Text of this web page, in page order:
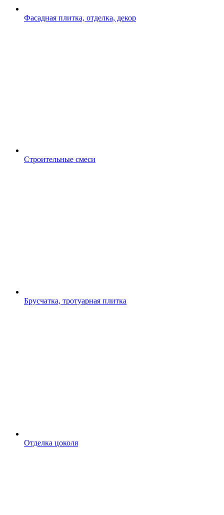
Фасадная плитка, отделка, декор
Строительные смеси
Брусчатка, тротуарная плитка
Отделка цоколя